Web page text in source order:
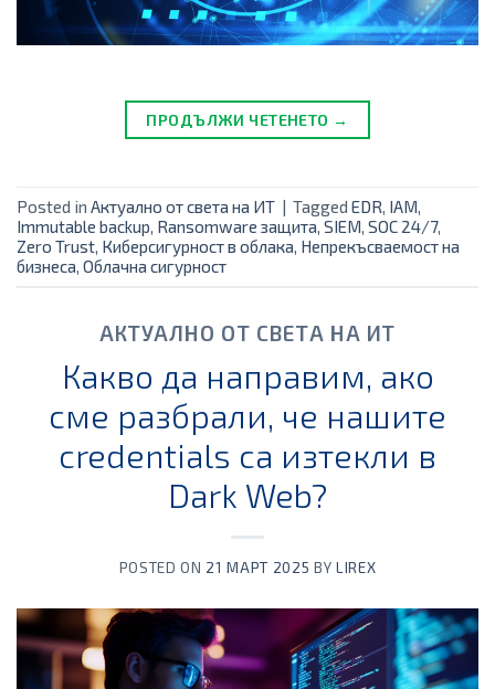
ПРОДЪЛЖИ ЧЕТЕНЕТО →
Posted in Актуално от света на ИТ | Tagged EDR IAM
Immutable backup Ransomware защита SIEM SOC 24/7,
Zero Trust Киберсигурност в облака Непрекъсваемост на
бизнеса Облачна сигурност
АКТУАЛНО ОТ СВЕТА НА ИТ
Какво да направим, ако
сме разбрали, че нашите
credentials са изтекли в
Dark Web?
POSTED ON 21 МАРТ 2025 BY LIREX